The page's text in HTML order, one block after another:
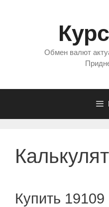
Обмен валют
Купить